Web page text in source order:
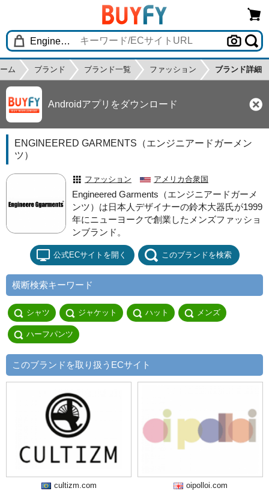
ム ブランド ブランド一覧 ファッション ブランド詳細
Androidアプリをダウンロード
ENGINEERED GARMENTS（エンジニアードガーメン
ツ）
ファッション アメリカ合衆国
Engineered Garments（エンジニアードガーメ
ンツ）は日本人デザイナーの鈴木大器氏が1999
年にニューヨークで創業したメンズファッショ
ンブランド。
公式ECサイトを開く このブランドを検索
横断検索キーワード
シャツ ジャケット ハット メンズ
ハーフパンツ
このブランドを取り扱うECサイト
cultizm.com oipolloi.com